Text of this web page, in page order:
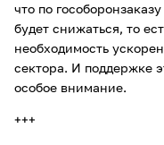
что по
будет снижаться, то
необходимость
сектора. И поддержке
особое внимание.
+++